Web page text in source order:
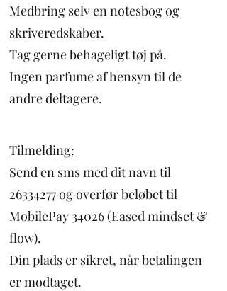
Medbring selv en notesbog og
skriveredskaber.
Tag gerne behageligt tøj på.
Ingen parfume af hensyn til de
andre deltagere.
Tilmelding:
Send en sms med dit navn til
26334277og overfør beløbet til
MobilePay 34026 (Eased mindset &
flow).
Din plads er sikret, når betalingen
er modtaget.